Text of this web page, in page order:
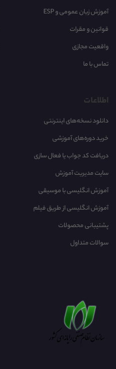
آموزش زبان عمومی و ESP
قوانین و مقرات
واقعیت مجازی
تماس با ما
اطلاعات
دانلود نسخه‌های اینترنتی
خرید دوره‌های آموزشی
دریافت کد جواب یا فعال سازی
سایت مدیریت آموزش
آموزش انگلیسی با موسیقی‌
آموزش انگلیسی از طریق فیلم
پشتیبانی محصولات
سوالات متداول